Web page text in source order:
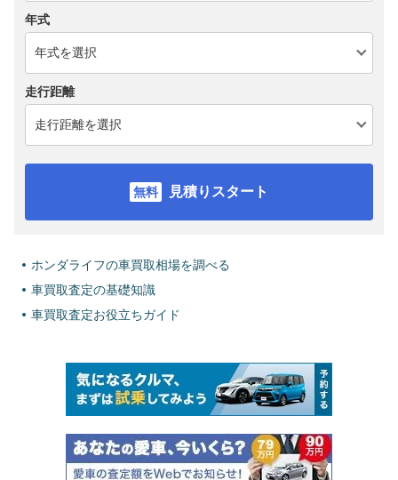
年式
走行距離
見積りスタート
ホンダライフの車買取相場を調べる
車買取査定の基礎知識
車買取査定お役立ちガイド